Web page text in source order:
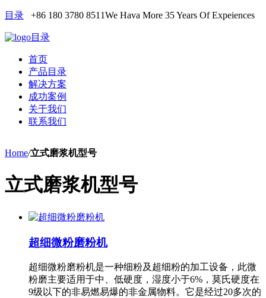
目录 +86 180 3780 8511We Hava More 35 Years Of Expeiences
目录
首页
产品目录
解决方案
成功案例
关于我们
联系我们
Home/立式磨浆机型号
立式磨浆机型号
超细微粉磨粉机
超细微粉磨粉机是一种细粉及超细粉的加工设备，此微
粉磨主要适用于中、低硬度，湿度小于6%，莫氏硬度在
9级以下的非易燃易爆的非金属物料。它是经过20多次的